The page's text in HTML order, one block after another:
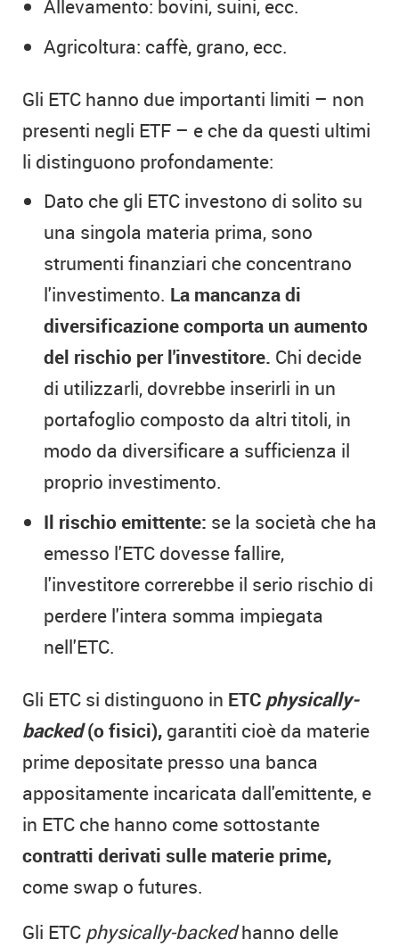
Allevamento: bovini, suini, ecc.
Agricoltura: caffè, grano, ecc.
Gli ETC hanno due importanti limiti – non
presenti negli ETF – e che da questi ultimi
li distinguono profondamente:
Dato che gli ETC investono di solito su
una singola materia prima, sono
strumenti finanziari che concentrano
l'investimento. La mancanza di
diversificazione comporta un aumento
del rischio per l'investitore. Chi decide
di utilizzarli, dovrebbe inserirli in un
portafoglio composto da altri titoli, in
modo da diversificare a sufficienza il
proprio investimento.
Il rischio emittente: se la società che ha
emesso l'ETC dovesse fallire,
l'investitore correrebbe il serio rischio di
perdere l'intera somma impiegata
nell'ETC.
Gli ETC si distinguono in ETC physically-
backed(o fisici), garantiti cioè da materie
prime depositate presso una banca
appositamente incaricata dall'emittente, e
in ETC che hanno come sottostante
contratti derivati sulle materie prime,
come swap o futures.
Gli ETC physically-backedhanno delle